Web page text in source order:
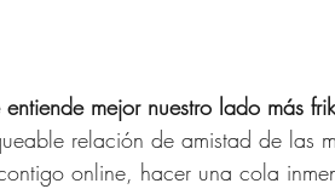
mejor nuestro lado más
relación de amistad de las
online, hacer una cola